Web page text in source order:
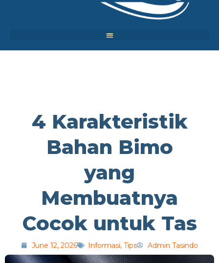
4 Karakteristik
Bahan Bimo
yang
Membuatnya
Cocok untuk Tas
June 12, 2026 Informasi, Tips Admin Tasindo